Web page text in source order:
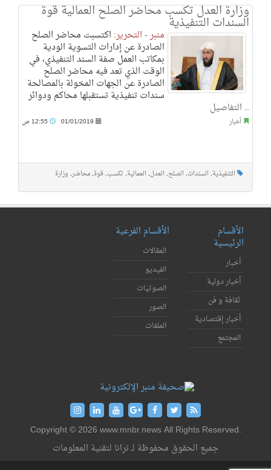
وزارة العدل تكسب محاضر الصلح العمالية قوة
السندات التنفيذية
منبر - التحرير: اكتسبت محاضر الصلح
الصادرة عن إدارات التسوية الودية
بمكاتب العمل صفة السند التنفيذي، في
الوقت الذي تعد فيه محاضر الصلح
الصادرة عن الجهات المخولة بالمصالحة
سندات تنفيذية تستقبلها محاكم ودوائر
.. التفاصيل
أخبار 01/01/2019
التنفيذية, السندات, الصلح, العدل, العمالية, تكسب, قوة, محاضر, وزارة
الأقسام
الرئيسية
أخبار
أخبار دولية
ثقافة و فن
أخبار إقتصادية
المجتمع
الأقسام الفرعية
المقالات
الفيديو
الصوتيات
الصور
الملفات
Copyright © 2026 www.mnbr.news All Rights Reserved.
جميع الحقوق محفوظة لـ ترانا لتقنية المعلومات